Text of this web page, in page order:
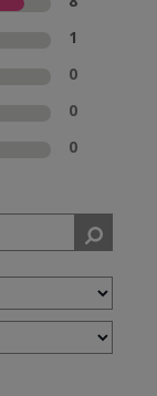
1
0
0
0